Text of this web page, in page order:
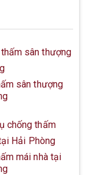
sân thượng
mái nhà tại